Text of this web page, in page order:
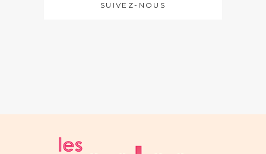
SUIVEZ-NOUS